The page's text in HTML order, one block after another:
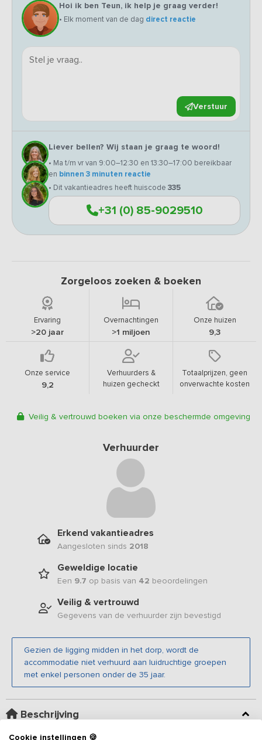
Hoi ik ben Teun, ik help je graag verder!
• Elk moment van de dag direct reactie
Verstuur
Liever bellen? Wij staan je graag te woord!
• Ma t/m vr van 9:00–12:30 en 13:30–17:00 bereikbaar
en binnen 3 minuten reactie
• Dit vakantieadres heeft huiscode 335
+31 (0) 85-9029510
Zorgeloos zoeken & boeken
Ervaring
>20 jaar
Overnachtingen
>1 miljoen
Onze huizen
9,3
Onze service
9,2
Verhuurders &
huizen gecheckt
Totaalprijzen, geen
onverwachte kosten
Veilig & vertrouwd boeken via onze beschermde omgeving
Verhuurder
Erkend vakantieadres
Aangesloten sinds 2018
Geweldige locatie
Een 9.7 op basis van 42 beoordelingen
Veilig & vertrouwd
Gegevens van de verhuurder zijn bevestigd
Gezien de ligging midden in het dorp, wordt de
accommodatie niet verhuurd aan luidruchtige groepen
met enkel personen onder de 35 jaar.
Beschrijving
Cookie instellingen 🍪